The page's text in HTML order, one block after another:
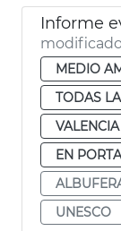
MEDIO
TODAS
VALENCIA
EN
UNESCO